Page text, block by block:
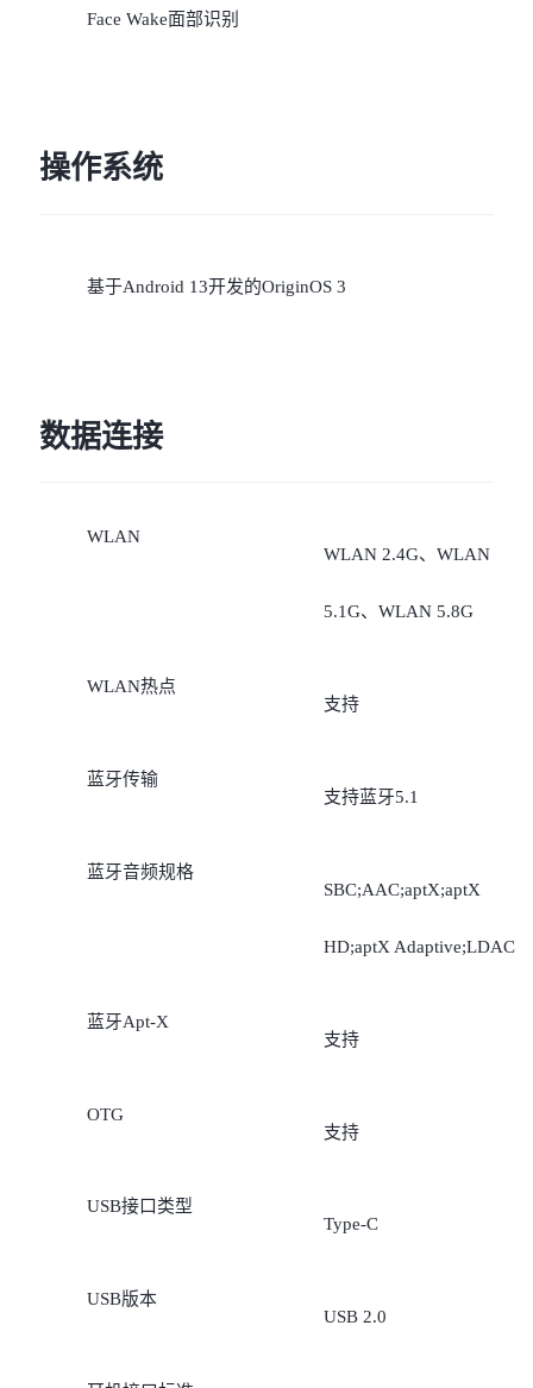
Face Wake面部识别
操作系统
基于Android 13开发的OriginOS 3
数据连接
WLAN
WLAN 2.4G、WLAN
5.1G、WLAN 5.8G
WLAN热点
支持
蓝牙传输
支持蓝牙5.1
蓝牙音频规格
SBC;AAC;aptX;aptX
HD;aptX Adaptive;LDAC
蓝牙Apt-X
支持
OTG
支持
USB接口类型
Type-C
USB版本
USB 2.0